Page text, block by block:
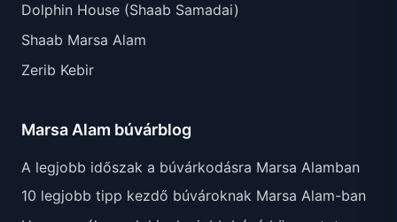
Dolphin House (Shaab Samadai)
Shaab Marsa Alam
Zerib Kebir
Marsa Alam búvárblog
A legjobb időszak a búvárkodásra Marsa Alamban
10 legjobb tipp kezdő búvároknak Marsa Alam-ban